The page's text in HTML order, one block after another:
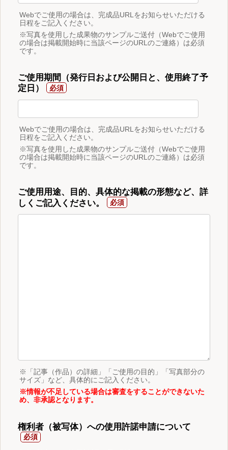
Webでご使用の場合は、完成品URLをお知らせいただける
日程をご記入ください。
※写真を使用した成果物のサンプルご送付（Webでご使用
の場合は掲載開始時に当該ページのURLのご連絡）は必須
です。
ご使用期間（発行日および公開日と、使用終了予
定日）
Webでご使用の場合は、完成品URLをお知らせいただける
日程をご記入ください。
※写真を使用した成果物のサンプルご送付（Webでご使用
の場合は掲載開始時に当該ページのURLのご連絡）は必須
です。
ご使用用途、目的、具体的な掲載の形態など、詳
しくご記入ください。
※「記事（作品）の詳細」「ご使用の目的」「写真部分の
サイズ」など、具体的にご記入ください。
※情報が不足している場合は審査をすることができないた
め、非承認となります。
権利者（被写体）への使用許諾申請について